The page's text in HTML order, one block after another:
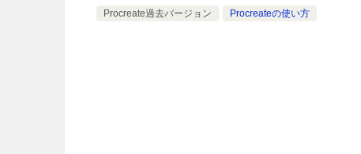
Procreate過去バージョン
Procreateの使い方